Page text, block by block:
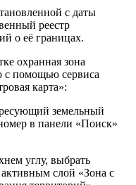
с даты
реестр
о её границах.
охранная зона
с помощью сервиса
карта»:
земельный
в панели «Поиск»
углу, выбрать
слой «Зона с